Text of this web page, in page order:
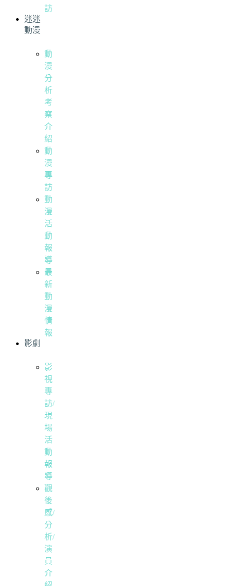
訪
迷迷
動漫
動
漫
分
析
考
察
介
紹
動
漫
專
訪
動
漫
活
動
報
導
最
新
動
漫
情
報
影劇
影
視
專
訪/
現
場
活
動
報
導
觀
後
感/
分
析/
演
員
介